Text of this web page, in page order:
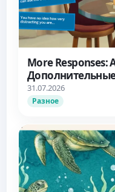
More
Дополнительные
об уровне
31.07.2026
Разное